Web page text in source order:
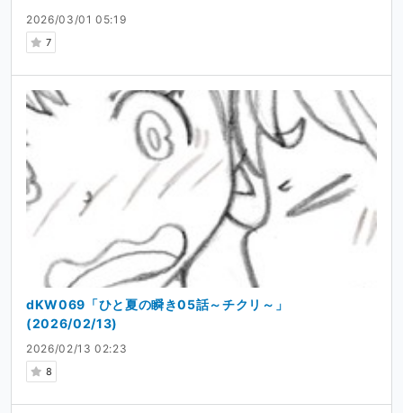
2026/03/01 05:19
7
2026/02/13 02:23
8
dKW069「ひと夏の瞬き05話～チクリ～」
(2026/02/13)